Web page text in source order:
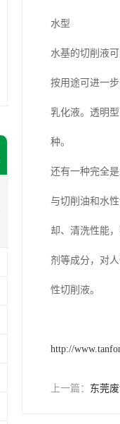
水型
水基的切削液
按用途可进一
乳化液。透明
种。
还有一种完全
与切削油和水
却、清洗性能
剂等成分，对
性切削液。
http://
上一篇： 东莞